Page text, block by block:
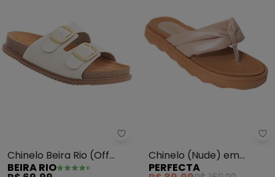
Beira Rio - Chinelo Beira Rio
Chinelo Beira Rio (Off
White) em Sintético
BEIRA RIO
Chinelo (Nude) em
Sintético
PERFECTA